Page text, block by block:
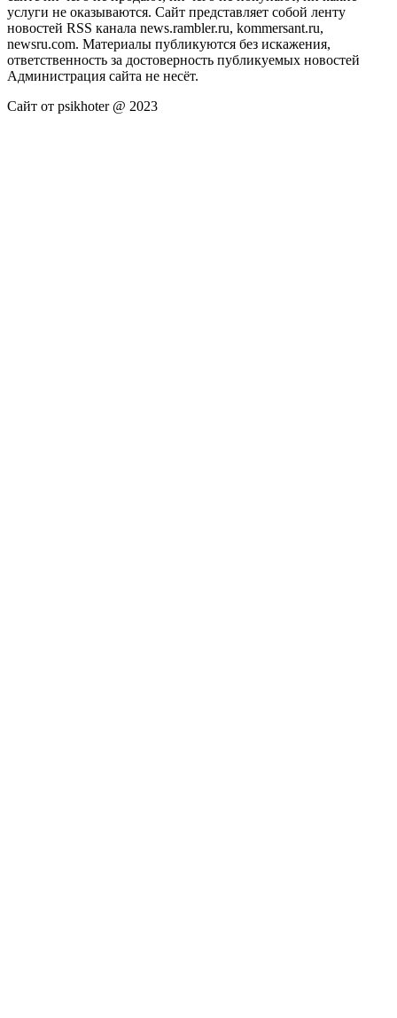
услуги не оказываются. Сайт представляет собой ленту
новостей RSS канала news.rambler.ru, kommersant.ru,
newsru.com. Материалы публикуются без искажения,
ответственность за достоверность публикуемых новостей
Администрация сайта не несёт.
Сайт от psikhoter @ 2023